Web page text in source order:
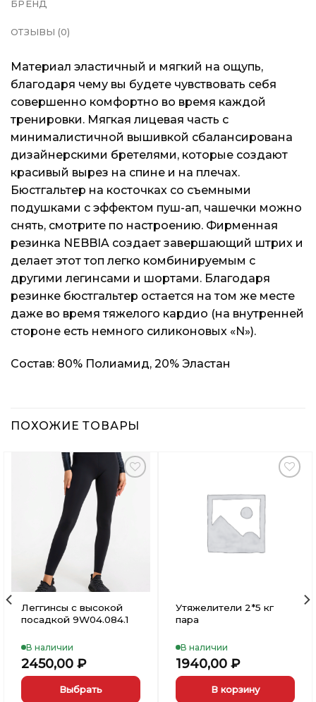
БРЕНД
ОТЗЫВЫ (0)
Материал эластичный и мягкий на ощупь,
благодаря чему вы будете чувствовать себя
совершенно комфортно во время каждой
тренировки. Мягкая лицевая часть с
минималистичной вышивкой сбалансирована
дизайнерскими бретелями, которые создают
красивый вырез на спине и на плечах.
Бюстгальтер на косточках со съемными
подушками с эффектом пуш-ап, чашечки можно
снять, смотрите по настроению. Фирменная
резинка NEBBIA создает завершающий штрих и
делает этот топ легко комбинируемым с
другими легинсами и шортами. Благодаря
резинке бюстгальтер остается на том же месте
даже во время тяжелого кардио (на внутренней
стороне есть немного силиконовых «N»).
Состав: 80% Полиамид, 20% Эластан
ПОХОЖИЕ ТОВАРЫ
Добавить
Вишлист
Леггинсы с высокой
посадкой 9W04.084.1
В наличии
2450,00 ₽
Выбрать
Добавить
Вишлист
Утяжелители 2*5 кг
пара
В наличии
1940,00 ₽
В корзину